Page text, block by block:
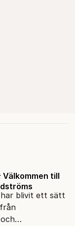
Välkommen till
blivit ett sätt